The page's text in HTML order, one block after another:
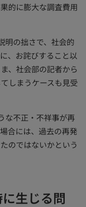
的に膨大な調査費用
明の拙さで、社会的
、お詫びすること以
、社会部の記者から
しまうケースも見受
な不正・不祥事が再
合には、過去の再発
のではないかという
生じる問